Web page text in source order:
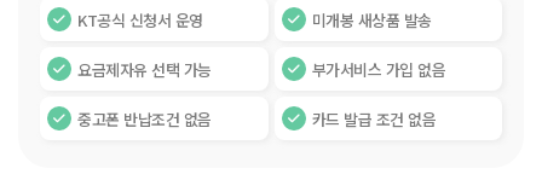
KT공식 신청서 운영 미개봉 새상품 발송
요금제자유 선택 가능 부가서비스 가입 없음
중고폰 반납조건 없음 카드 발급 조건 없음